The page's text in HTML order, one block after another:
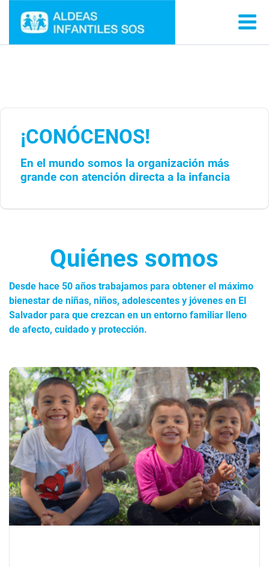
¡CONÓCENOS!
En el mundo somos la organización más
grande con atención directa a la infancia
Quiénes somos
Desde hace 50 años trabajamos para obtener el máximo
bienestar de niñas, niños, adolescentes y jóvenes en El
Salvador para que crezcan en un entorno familiar lleno
de afecto, cuidado y protección.